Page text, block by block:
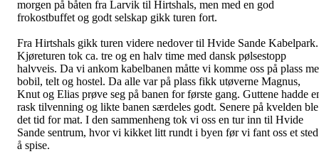
morgen på båten fra Larvik til Hirtshals, men med en god
frokostbuffet og godt selskap gikk turen fort.
Fra Hirtshals gikk turen videre nedover til Hvide Sande Kabelpark.
Kjøreturen tok ca. tre og en halv time med dansk pølsestopp
halvveis. Da vi ankom kabelbanen måtte vi komme oss på plass
bobil, telt og hostel. Da alle var på plass fikk utøverne Magnus,
Knut og Elias prøve seg på banen for første gang. Guttene hadde
rask tilvenning og likte banen særdeles godt. Senere på kvelden ble
det tid for mat. I den sammenheng tok vi oss en tur inn til Hvide
Sande sentrum, hvor vi kikket litt rundt i byen før vi fant oss et sted
å spise.